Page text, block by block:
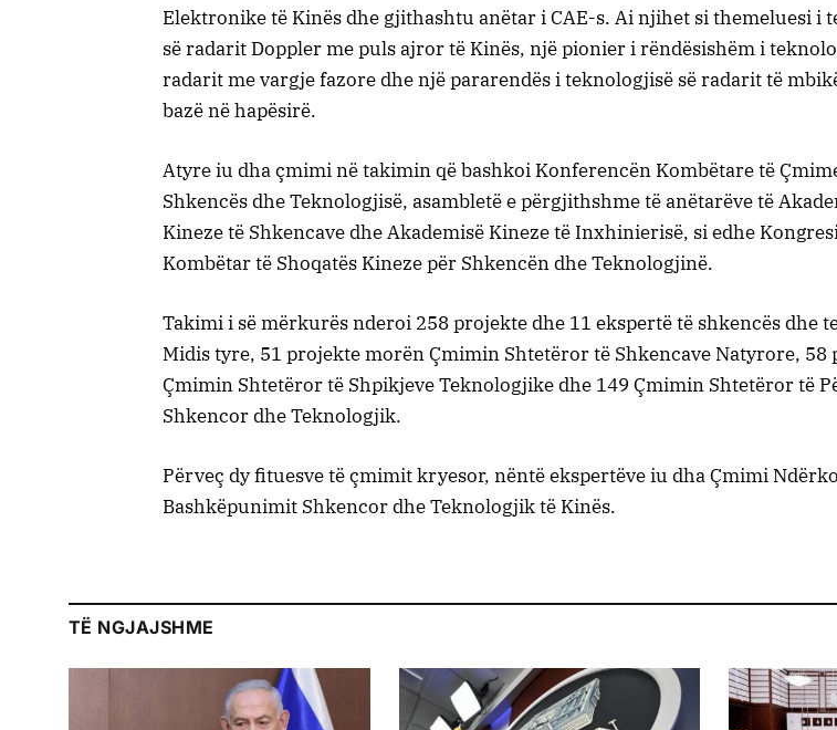
Elektronike të Kinës dhe gjithashtu anëtar i CAE-s. Ai njihet si themeluesi i
së radarit Doppler me puls ajror të Kinës, një pionier i rëndësishëm i
radarit me vargje fazore dhe një pararendës i teknologjisë së radarit të
bazë në hapësirë.
Atyre iu dha çmimi në takimin që bashkoi Konferencën Kombëtare të
Shkencës dhe Teknologjisë, asambletë e përgjithshme të anëtarëve të
Kineze të Shkencave dhe Akademisë Kineze të Inxhinierisë, si edhe
Kombëtar të Shoqatës Kineze për Shkencën dhe Teknologjinë.
Takimi i së mërkurës nderoi 258 projekte dhe 11 ekspertë të shkencës dhe
Midis tyre, 51 projekte morën Çmimin Shtetëror të Shkencave Natyrore, 58
Çmimin Shtetëror të Shpikjeve Teknologjike dhe 149 Çmimin Shtetëror të
Shkencor dhe Teknologjik.
Përveç dy fituesve të çmimit kryesor, nëntë ekspertëve iu dha Çmimi
Bashkëpunimit Shkencor dhe Teknologjik të Kinës.
TË NGJAJSHME